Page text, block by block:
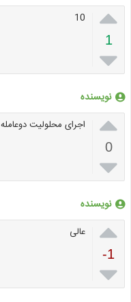

1

10
نویسنده

0

اجرای محلولیت دوعامله
نویسنده

-1

عالی